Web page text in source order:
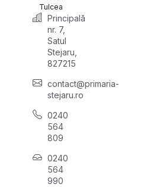
Tulcea
Principală
nr. 7,
Satul
Stejaru,
827215
contact@primaria-
stejaru.ro
0240
564
809
0240
564
990